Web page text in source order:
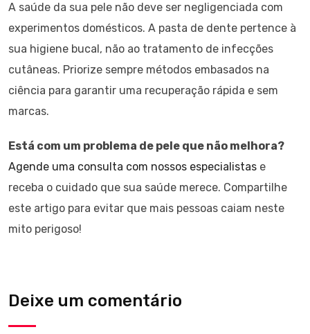
A saúde da sua pele não deve ser negligenciada com
experimentos domésticos. A pasta de dente pertence à
sua higiene bucal, não ao tratamento de infecções
cutâneas. Priorize sempre métodos embasados na
ciência para garantir uma recuperação rápida e sem
marcas.
Está com um problema de pele que não melhora?
Agende uma consulta com nossos especialistas e
receba o cuidado que sua saúde merece. Compartilhe
este artigo para evitar que mais pessoas caiam neste
mito perigoso!
Deixe um comentário